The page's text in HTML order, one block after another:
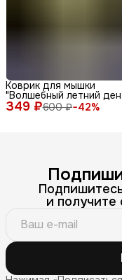
349 ₽600 ₽−42%
Коврик для мышки
"Волшебный летний
с енотом среди
и бабочек"
и получите